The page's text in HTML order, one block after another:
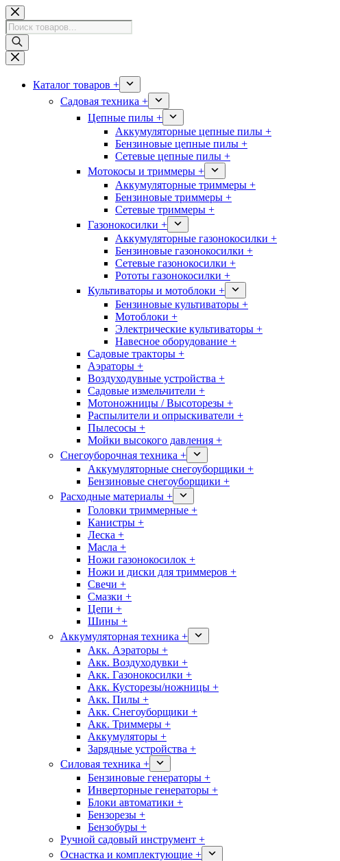
Перейти
к
сути
Поиск
товаров
Каталог товаров +
Садовая техника +
Цепные пилы +
Аккумуляторные цепные пилы +
Бензиновые цепные пилы +
Сетевые цепные пилы +
Мотокосы и триммеры +
Аккумуляторные триммеры +
Бензиновые триммеры +
Сетевые триммеры +
Газонокосилки +
Аккумуляторные газонокосилки +
Бензиновые газонокосилки +
Сетевые газонокосилки +
Рототы газонокосилки +
Культиваторы и мотоблоки +
Бензиновые культиваторы +
Мотоблоки +
Электрические культиваторы +
Навесное оборудование +
Садовые тракторы +
Аэраторы +
Воздуходувные устройства +
Садовые измельчители +
Мотоножницы / Высоторезы +
Распылители и опрыскиватели +
Пылесосы +
Мойки высокого давления +
Снегоуборочная техника +
Аккумуляторные снегоуборщики +
Бензиновые снегоуборщики +
Расходные материалы +
Головки триммерные +
Канистры +
Леска +
Масла +
Ножи газонокосилок +
Ножи и диски для триммеров +
Свечи +
Смазки +
Цепи +
Шины +
Аккумуляторная техника +
Акк. Аэраторы +
Акк. Воздуходувки +
Акк. Газонокосилки +
Акк. Кусторезы/ножницы +
Акк. Пилы +
Акк. Снегоуборщики +
Акк. Триммеры +
Аккумуляторы +
Зарядные устройства +
Силовая техника +
Бензиновые генераторы +
Инверторные генераторы +
Блоки автоматики +
Бензорезы +
Бензобуры +
Ручной садовый инструмент +
Оснастка и комплектующие +